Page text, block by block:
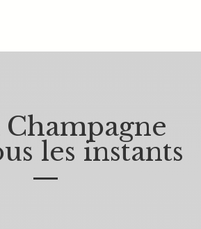
les instants
—